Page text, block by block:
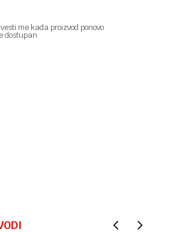
me kada proizvod ponovo
dostupan